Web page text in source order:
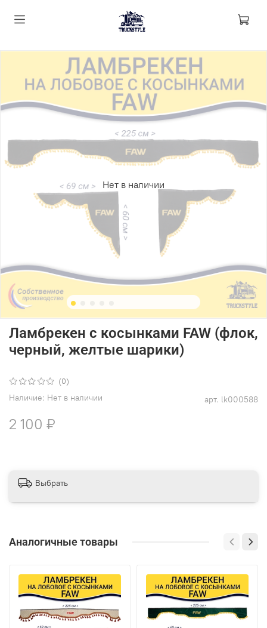
Нет в наличии
(0)
арт. lk000588
Наличие: Нет в наличии
Ламбрекен с косынками FAW (флок,
черный, желтые шарики)
2 100 ₽
Выбрать
Аналогичные товары